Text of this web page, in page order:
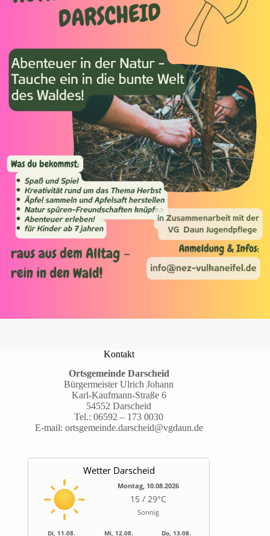
Kontakt
Ortsgemeinde Darscheid
Bürgermeister Ulrich Johann
Karl-Kaufmann-Straße 6
54552 Darscheid
Tel.:06592 – 173 0030
E-mail: ortsgemeinde.darscheid@vgdaun.de
Wetter Darscheid
Montag, 10.08.2026
15 / 29°C
Sonnig
Di, 11.08. Mi, 12.08. Do, 13.08.